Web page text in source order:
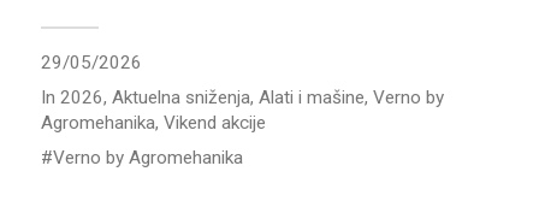
29/05/2026
In 2026, Aktuelna sniženja, Alati i mašine, Verno by
Agromehanika, Vikend akcije
Verno by Agromehanika